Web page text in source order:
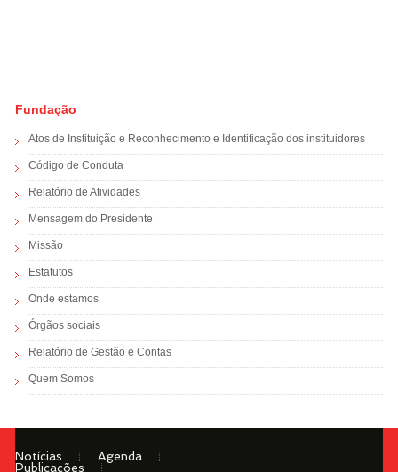
Fundação
Atos de Instituição e Reconhecimento e Identificação dos instituidores
Código de Conduta
Relatório de Atividades
Mensagem do Presidente
Missão
Estatutos
Onde estamos
Órgãos sociais
Relatório de Gestão e Contas
Quem Somos
Notícias
Agenda
Publicações